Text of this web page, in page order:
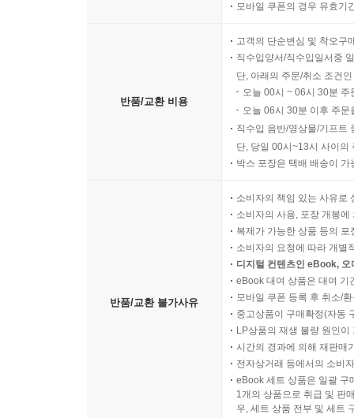
모바일 쿠폰의 경우 유효기
반품/교환 비용
고객의 단순변심 및 착오구
직수입양서/직수입일서중
단, 아래의 주문/취소 조건
오늘 00시 ~ 06시 30분
오늘 06시 30분 이후 주
직수입 음반/영상물/기프트
단, 당일 00시~13시 사이의
박스 포장은 택배 배송이
반품/교환 불가사유
소비자의 책임 있는 사유로
소비자의 사용, 포장 개봉
복제가 가능한 상품 등의
소비자의 요청에 따라 개별
디지털 컨텐츠인 eBook,
eBook 대여 상품은 대여 기
모바일 쿠폰 등록 후 취소/
중고상품이 구매확정(자동
LP상품의 재생 불량 원인
시간의 경과에 의해 재판매
전자상거래 등에서의 소비
eBook 세트 상품은 일괄 구
1개의 상품으로 취급 및 판
우, 세트 상품 전부 및 세트